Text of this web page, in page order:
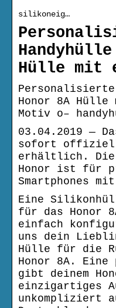
silikoneig…
Hülle mit
Honor 8A
Motiv o–
03.04.2019 —
sofort offiziell
erhältlich. Die
Honor ist für
Smartphones
Eine
für das Honor
einfach
uns dein
Hülle für die
Honor 8A.
gibt deinem
einzigartiges
unkompliziert